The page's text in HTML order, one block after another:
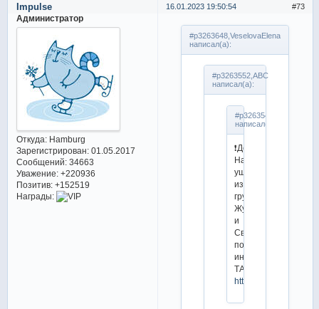
73
16.01.2023 19:50:54
Impulse
Администратор
Откуда:Hamburg
Зарегистрирован: 01.05.2017
Сообщений:34663
Уважение: +220936
Позитив: +152519
Награды:
#p3263648,VeselovaElena
написал(а):
#p3263552,ABC
написал(а):
#p3263547,Мери
написал(а):
❗️Девид
Нарижный
ушел
из
группы
Жук
и
Свинина,
по
информации
ТАСС
https://t.me/